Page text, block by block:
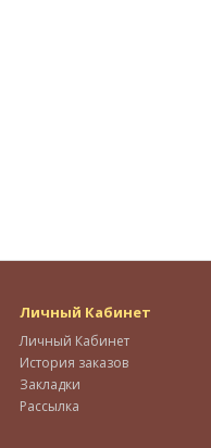
Личный Кабинет
Личный Кабинет
История заказов
Закладки
Рассылка